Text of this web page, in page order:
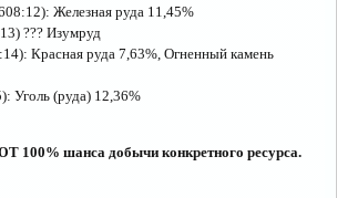
Железная руда 11,45%
??? Изумруд
Красная руда 7,63%, Огненный камень
Уголь (руда) 12,36%
100% шанса добычи конкретного ресурса.